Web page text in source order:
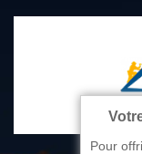
Pour